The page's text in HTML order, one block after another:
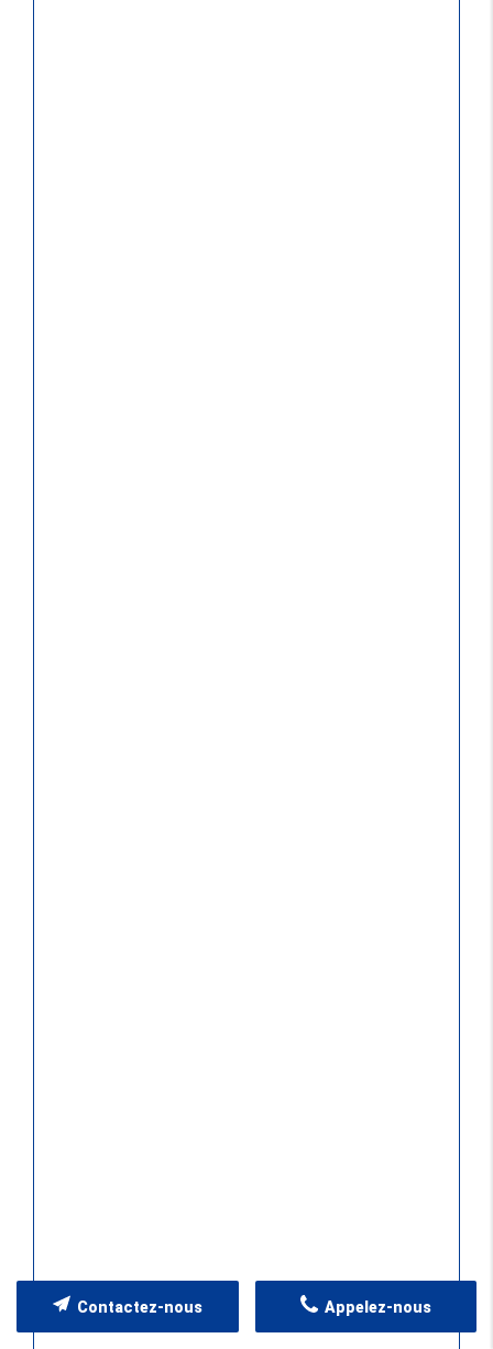
Appelez-nous
Contactez-nous